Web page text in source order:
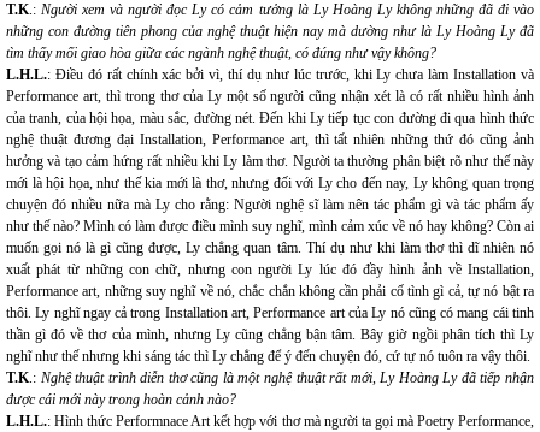
T.K.: Người xem và người đọc Ly có cảm tưởng là Ly Hoàng Ly không những đã đi vào
những con đường tiên phong của nghệ thuật hiện nay mà dường như là Ly Hoàng Ly đã
tìm thấy mối giao hòa giữa các ngành nghệ thuật, có đúng như vậy không?
L.H.L.: Điều đó rất chính xác bởi vì, thí dụ như lúc trước, khi Ly chưa làm Installation và
Performance art, thì trong thơ của Ly một số người cũng nhận xét là có rất nhiều hình ảnh
của tranh, của hội họa, màu sắc, đường nét. Đến khi Ly tiếp tục con đường đi qua hình thức
nghệ thuật đương đại Installation, Performance art, thì tất nhiên những thứ đó cũng ảnh
hưởng và tạo cảm hứng rất nhiều khi Ly làm thơ. Người ta thường phân biệt rõ như thế này
mới là hội họa, như thế kia mới là thơ, nhưng đối với Ly cho đến nay, Ly không quan trọng
chuyện đó nhiều nữa mà Ly cho rằng: Người nghệ sĩ làm nên tác phẩm gì và tác phẩm ấy
như thế nào? Mình có làm được điều mình suy nghĩ, mình cảm xúc về nó hay không? Còn ai
muốn gọi nó là gì cũng được, Ly chẳng quan tâm. Thí dụ như khi làm thơ thì dĩ nhiên nó
xuất phát từ những con chữ, nhưng con người Ly lúc đó đầy hình ảnh về Installation,
Performance art, những suy nghĩ về nó, chắc chắn không cần phải cố tình gì cả, tự nó bật ra
thôi. Ly nghĩ ngay cả trong Installation art, Performance art của Ly nó cũng có mang cái tinh
thần gì đó về thơ của mình, nhưng Ly cũng chẳng bận tâm. Bây giờ ngồi phân tích thì Ly
nghĩ như thế nhưng khi sáng tác thì Ly chẳng để ý đến chuyện đó, cứ tự nó tuôn ra vậy thôi.
T.K.: Nghệ thuật trình diễn thơ cũng là một nghệ thuật rất mới, Ly Hoàng Ly đã tiếp nhận
được cái mới này trong hoàn cảnh nào?
L.H.L.: Hình thức Performnace Art kết hợp với thơ mà người ta gọi mà Poetry Performance,